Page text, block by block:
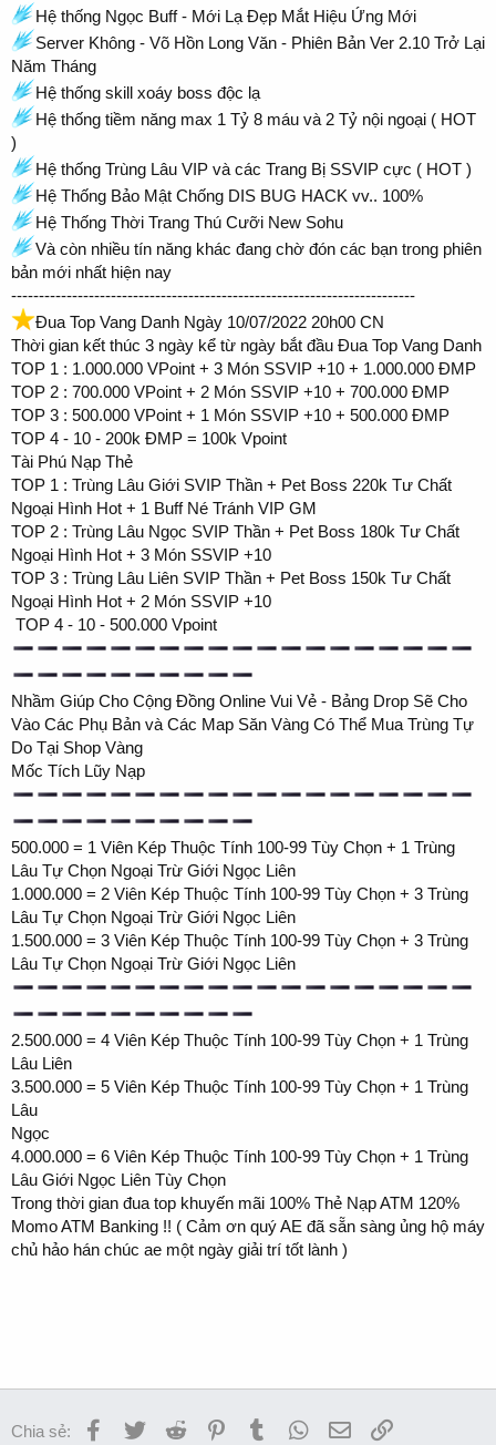
Hệ thống Ngọc Buff - Mới Lạ Đẹp Mắt Hiệu Ứng Mới
Server Không - Võ Hồn Long Văn - Phiên Bản Ver 2.10 Trở Lại
Năm Tháng
Hệ thống skill xoáy boss độc lạ
Hệ thống tiềm năng max 1 Tỷ 8 máu và 2 Tỷ nội ngoại ( HOT
)
Hệ thống Trùng Lâu VIP và các Trang Bị SSVIP cực ( HOT )
Hệ Thống Bảo Mật Chống DIS BUG HACK vv.. 100%
Hệ Thống Thời Trang Thú Cưỡi New Sohu
Và còn nhiều tín năng khác đang chờ đón các bạn trong phiên
bản mới nhất hiện nay
-------------------------------------------------------------------------
Đua Top Vang Danh Ngày 10/07/2022 20h00 CN
Thời gian kết thúc 3 ngày kể từ ngày bắt đầu Đua Top Vang Danh
️TOP 1 : 1.000.000 VPoint + 3 Món SSVIP +10 + 1.000.000 ĐMP
️TOP 2 : 700.000 VPoint + 2 Món SSVIP +10 + 700.000 ĐMP
️TOP 3 : 500.000 VPoint + 1 Món SSVIP +10 + 500.000 ĐMP
️TOP 4 - 10 - 200k ĐMP = 100k Vpoint
Tài Phú Nạp Thẻ
️TOP 1 : Trùng Lâu Giới SVIP Thần + Pet Boss 220k Tư Chất
Ngoại Hình Hot + 1 Buff Né Tránh VIP GM
️TOP 2 : Trùng Lâu Ngọc SVIP Thần + Pet Boss 180k Tư Chất
Ngoại Hình Hot + 3 Món SSVIP +10
️TOP 3 : Trùng Lâu Liên SVIP Thần + Pet Boss 150k Tư Chất
Ngoại Hình Hot + 2 Món SSVIP +10
️ TOP 4 - 10 - 500.000 Vpoint
Nhầm Giúp Cho Cộng Đồng Online Vui Vẻ - Bảng Drop Sẽ Cho
Vào Các Phụ Bản và Các Map Săn Vàng Có Thể Mua Trùng Tự
Do Tại Shop Vàng
Mốc Tích Lũy Nạp
500.000 = 1 Viên Kép Thuộc Tính 100-99 Tùy Chọn + 1 Trùng
Lâu Tự Chọn Ngoại Trừ Giới Ngọc Liên
1.000.000 = 2 Viên Kép Thuộc Tính 100-99 Tùy Chọn + 3 Trùng
Lâu Tự Chọn Ngoại Trừ Giới Ngọc Liên
1.500.000 = 3 Viên Kép Thuộc Tính 100-99 Tùy Chọn + 3 Trùng
Lâu Tự Chọn Ngoại Trừ Giới Ngọc Liên
2.500.000 = 4 Viên Kép Thuộc Tính 100-99 Tùy Chọn + 1 Trùng
Lâu Liên
3.500.000 = 5 Viên Kép Thuộc Tính 100-99 Tùy Chọn + 1 Trùng
Lâu
Ngọc
4.000.000 = 6 Viên Kép Thuộc Tính 100-99 Tùy Chọn + 1 Trùng
Lâu Giới Ngọc Liên Tùy Chọn
Trong thời gian đua top khuyến mãi 100% Thẻ Nạp ATM 120%
Momo ATM Banking !! ( Cảm ơn quý AE đã sẵn sàng ủng hộ máy
chủ hảo hán chúc ae một ngày giải trí tốt lành )
Chia sẻ: Facebook
TwitterReddit PinterestTumblrWhatsApp
EmailLink